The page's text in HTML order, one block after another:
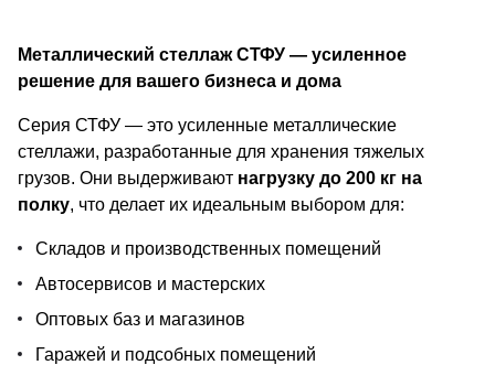
Металлический стеллаж СТФУ — усиленное
решение для вашего бизнеса и дома
Серия СТФУ — это усиленные металлические
стеллажи, разработанные для хранения тяжелых
грузов. Они выдерживают нагрузку до 200 кг на
полку, что делает их идеальным выбором для:
Складов и производственных помещений
Автосервисов и мастерских
Оптовых баз и магазинов
Гаражей и подсобных помещений